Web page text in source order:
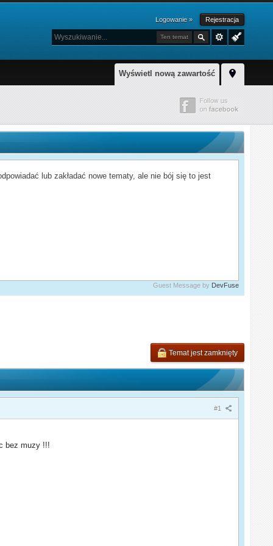
Logowanie » Rejestracja
Ten temat
Wyświetl nową zawartość
lub zakładać nowe tematy, ale nie bój się to jest
Guest Message by DevFuse
Temat jest zamknięty
#1
bez muzy !!!